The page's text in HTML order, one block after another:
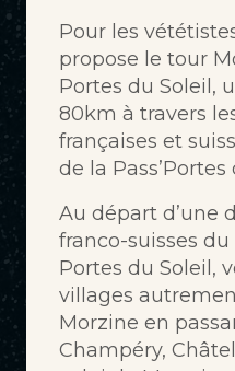
Pour les
propose le tour
Portes du Soleil,
80km à travers
françaises et
de la Pass’Portes
Au départ d’une
franco-suisses
Portes du Soleil,
villages
Morzine en
Champéry,